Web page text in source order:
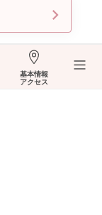
基本情報
アクセス